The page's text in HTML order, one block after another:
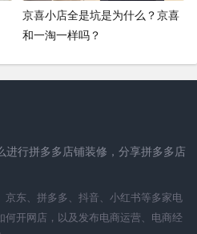
京喜小店全是坑是为什么？京喜
和一淘一样吗？
行拼多多店铺装修，分享拼多多店
东、拼多多、抖音、小红书等多家电
开网店，以及发布电商运营、电商经